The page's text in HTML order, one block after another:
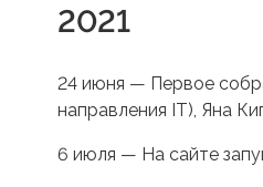
2021
24 июня — Первое
направления IT), Яна
6 июля — На сайте